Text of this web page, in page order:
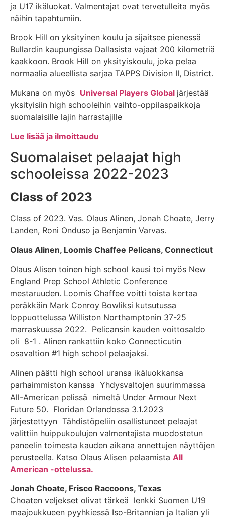
ja U17 ikäluokat. Valmentajat ovat tervetulleita myös
näihin tapahtumiin.
Brook Hill on yksityinen koulu ja sijaitsee pienessä
Bullardin kaupungissa Dallasista vajaat 200 kilometriä
kaakkoon. Brook Hill on yksityiskoulu, joka pelaa
normaalia alueellista sarjaa TAPPS Division II, District.
Mukana on myös Universal Players Global järjestää
yksityisiin high schooleihin vaihto-oppilaspaikkoja
suomalaisille lajin harrastajille
Lue lisää ja ilmoittaudu
Suomalaiset pelaajat high
schooleissa 2022-2023
Class of 2023
Class of 2023. Vas. Olaus Alinen, Jonah Choate, Jerry
Landen, Roni Onduso ja Benjamin Varvas.
Olaus Alinen, Loomis Chaffee Pelicans, Connecticut
Olaus Alisen toinen high school kausi toi myös New
England Prep School Athletic Conference
mestaruuden. Loomis Chaffee voitti toista kertaa
peräkkäin Mark Conroy Bowliksi kutsutussa
loppuottelussa Williston Northamptonin 37-25
marraskuussa 2022. Pelicansin kauden voittosaldo
oli 8-1 . Alinen rankattiin koko Connecticutin
osavaltion #1 high school pelaajaksi.
Alinen päätti high school uransa ikäluokkansa
parhaimmiston kanssa Yhdysvaltojen suurimmassa
All-American pelissä nimeltä Under Armour Next
Future 50. Floridan Orlandossa 3.1.2023
järjestettyyn Tähdistöpeliin osallistuneet pelaajat
valittiin huippukoulujen valmentajista muodostetun
paneelin toimesta kauden aikana annettujen näyttöjen
perusteella. Katso Olaus Alisen pelaamista All
American -ottelussa.
Jonah Choate, Frisco Raccoons, Texas
Choaten veljekset olivat tärkeä lenkki Suomen U19
maajoukkueen pyyhkiessä Iso-Britannian ja Italian yli